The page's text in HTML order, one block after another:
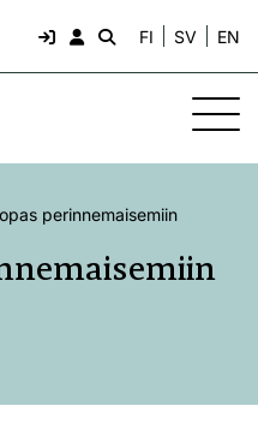
FI SV EN
perinnemaisemiin